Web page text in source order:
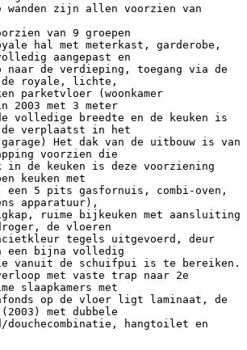
wanden zijn allen voorzien van
van 9 groepen
hal met meterkast, garderobe,
aangepast en
de verdieping, toegang via de
de royale, lichte,
parketvloer (woonkamer
2003 met 3 meter
volledige breedte en de keuken is
verplaatst in het
Het dak van de uitbouw is van
voorzien die
in de keuken is deze voorziening
keuken met
een 5 pits gasfornuis, combi-oven,
apparatuur),
ruime bijkeuken met aansluiting
de vloeren
tegels uitgevoerd, deur
een bijna volledig
vanuit de schuifpui is te bereiken.
met vaste trap naar 2e
slaapkamers met
op de vloer ligt laminaat, de
(2003) met dubbele
douchecombinatie, hangtoilet en